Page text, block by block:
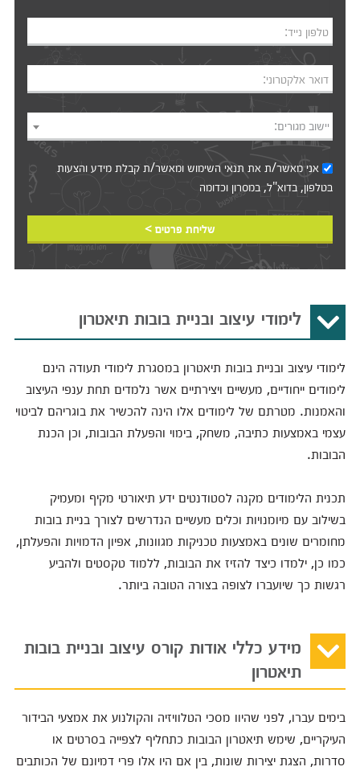
טלפון נייד:
דואר אלקטרוני:
יישוב מגורים:
אני מאשר/ת אתתנאי השימושומאשר/ת קבלת מידע והצעות
בטלפון, בדוא"ל, במסרון וכדומה‎‎
שליחת פרטים >
לימודי עיצוב ובניית בובות תיאטרון
לימודי עיצוב ובניית בובות תיאטרון במסגרת לימודי תעודה הינם
לימודים ייחודיים, מעשיים ויצירתיים אשר נלמדים תחת ענפי העיצוב
והאמנות. מטרתם של לימודים אלו הינה להכשיר את בוגריהם לביטוי
עצמי באמצעות כתיבה, משחק, בימוי והפעלת הבובות, וכן הכנת
הבובות.
תכנית הלימודים מקנה לסטודנטים ידע תיאורטי מקיף ומעמיק
בשילוב עם מיומנויות וכלים מעשיים הנדרשים לצורך בניית בובות
מחומרים שונים באמצעות טכניקות מגוונות, אפיון הדמויות והפעלתן,
כמו כן, ילמדו כיצד להזיז את הבובות, ללמוד טקסטים ולהביע
רגשות כך שיועברו לצופה בצורה הטובה ביותר.
מידע כללי אודות קורס עיצוב ובניית בובות
תיאטרון
בימים עברו, לפני שהיוו מסכי הטלוויזיה והקולנוע את אמצעי הבידור
העיקריים, שימש תיאטרון הבובות כתחליף לצפייה בסרטים או
סדרות, הצגת יצירות שונות, בין אם היו אלו פרי דמיונם של הכותבים